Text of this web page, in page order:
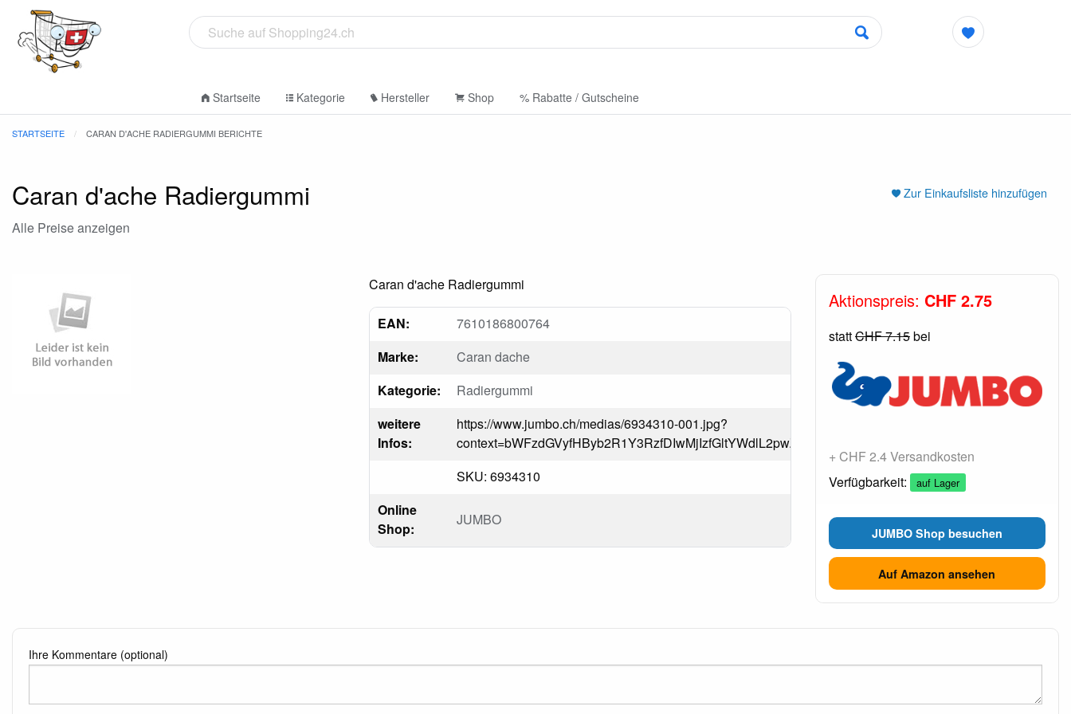
Startseite Kategorie Hersteller Shop % Rabatte / Gutscheine
STARTSEITE CARAN D'ACHE RADIERGUMMI BERICHTE
Zur Einkaufsliste hinzufügen
Caran d'ache Radiergummi
Alle Preise anzeigen
Caran d'ache Radiergummi
EAN:
7610186800764
Marke:
Caran dache
Kategorie:
Radiergummi
weitere
Infos:
https://www.jumbo.ch/medias/6934310-001.jpg?
SKU: 6934310
Online
Shop:
JUMBO
Aktionspreis: CHF 2.75
stattCHF 7.15bei
+ CHF 2.4 Versandkosten
Verfügbarkeit:
auf Lager
JUMBO Shop besuchen
Auf Amazon ansehen
Ihre Kommentare (optional)